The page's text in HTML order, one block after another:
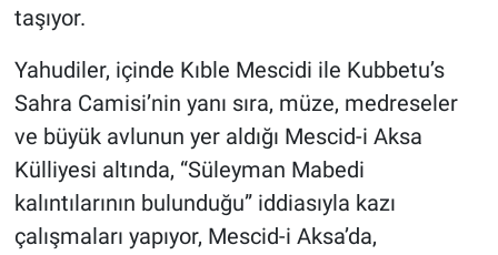
taşıyor.
Yahudiler, içinde Kıble Mescidi ile Kubbetu’s
Sahra Camisi’nin yanı sıra, müze, medreseler
ve büyük avlunun yer aldığı Mescid-i Aksa
Külliyesi altında, “Süleyman Mabedi
kalıntılarının bulunduğu” iddiasıyla kazı
çalışmaları yapıyor, Mescid-i Aksa’da,